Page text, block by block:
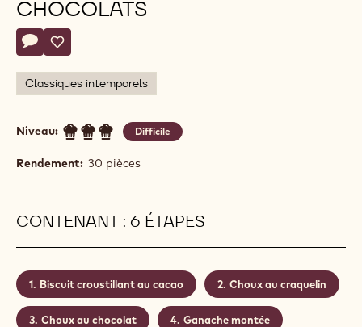
CHOCOLATS
Actions
Écrire un commentaire
- Gâteaux de choux aux deux chocolats
Sauvegarder
- Gâteaux de choux aux deux chocolats
Classiques intemporels
Niveau: Difficile
Rendement: 30 pièces
CONTENANT : 6 ÉTAPES
Biscuit croustillant au cacao Choux au craquelin
Choux au chocolat Ganache montée